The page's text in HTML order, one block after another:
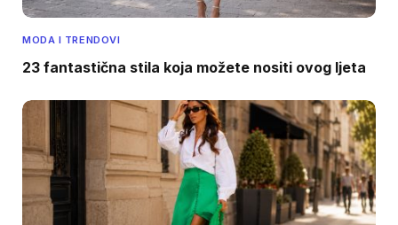
MODA I TRENDOVI
23 fantastična stila koja možete nositi ovog ljeta